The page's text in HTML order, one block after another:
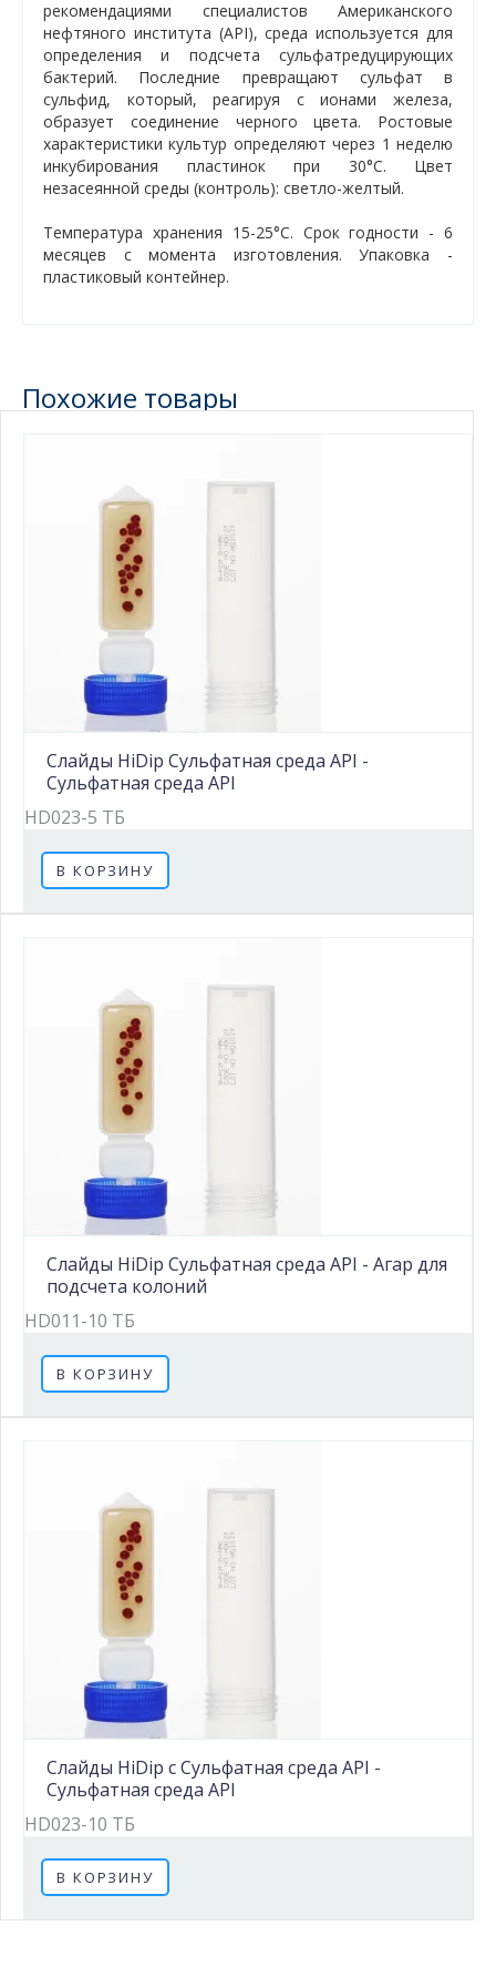
рекомендациями специалистов Американского
нефтяного института (API), среда используется для
определения и подсчета сульфатредуцирующих
бактерий. Последние превращают сульфат в
сульфид, который, реагируя с ионами железа,
образует соединение черного цвета. Ростовые
характеристики культур определяют через 1 неделю
инкубирования пластинок при 30°С. Цвет
незасеянной среды (контроль): светло-желтый.
Температура хранения 15-25°С. Срок годности - 6
месяцев с момента изготовления. Упаковка -
пластиковый контейнер.
Похожие товары
Слайды HiDip Сульфатная среда API -
Сульфатная среда API
HD023-5 ТБ
В КОРЗИНУ
Слайды HiDip Сульфатная среда API - Агар для
подсчета колоний
HD011-10 ТБ
В КОРЗИНУ
Слайды HiDip с Сульфатная среда API -
Сульфатная среда API
HD023-10 ТБ
В КОРЗИНУ